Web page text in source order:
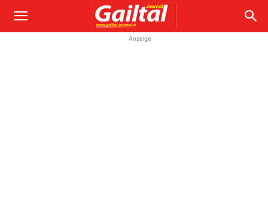
Anzeige